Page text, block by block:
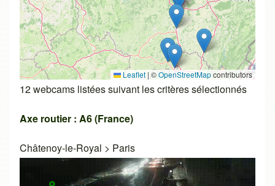
Leaflet | ©OpenStreetMapcontributors
12 webcams listées suivant les critères sélectionnés
Axe routier : A6 (France)
Châtenoy-le-Royal > Paris